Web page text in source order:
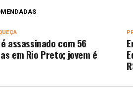
assassinado com 56
em Rio Preto; jovem é